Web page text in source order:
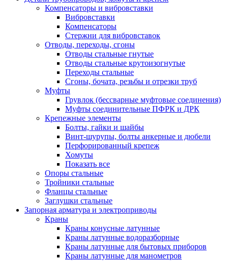
Компенсаторы и вибровставки
Вибровставки
Компенсаторы
Стержни для вибровставок
Отводы, переходы, сгоны
Отводы стальные гнутые
Отводы стальные крутоизогнутые
Переходы стальные
Сгоны, бочата, резьбы и отрезки труб
Муфты
Грувлок (бессварные муфтовые соединения)
Муфты соединительные ПФРК и ДРК
Крепежные элементы
Болты, гайки и шайбы
Винт-шурупы, болты анкерные и дюбели
Перфорированный крепеж
Хомуты
Показать все
Опоры стальные
Тройники стальные
Фланцы стальные
Заглушки стальные
Запорная арматура и электроприводы
Краны
Краны конусные латунные
Краны латунные водоразборные
Краны латунные для бытовых приборов
Краны латунные для манометров